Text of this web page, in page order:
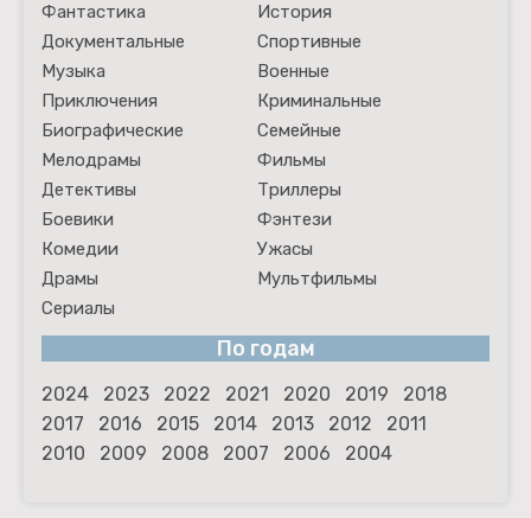
Фантастика
История
Документальные
Спортивные
Музыка
Военные
Приключения
Криминальные
Биографические
Семейные
Мелодрамы
Фильмы
Детективы
Триллеры
Боевики
Фэнтези
Комедии
Ужасы
Драмы
Мультфильмы
Сериалы
По годам
2024 2023 2022 2021 2020 2019
2018
2017
2016 2015 2014 2013 2012
2011
2010
2009 2008 2007 2006 2004